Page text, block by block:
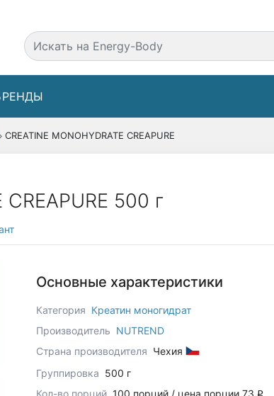
CREATINE MONOHYDRATE CREAPURE
500 г
Основные характеристики
Категория Креатин моногидрат
Производитель NUTREND
Страна производителя Чехия
Группировка 500 г
q